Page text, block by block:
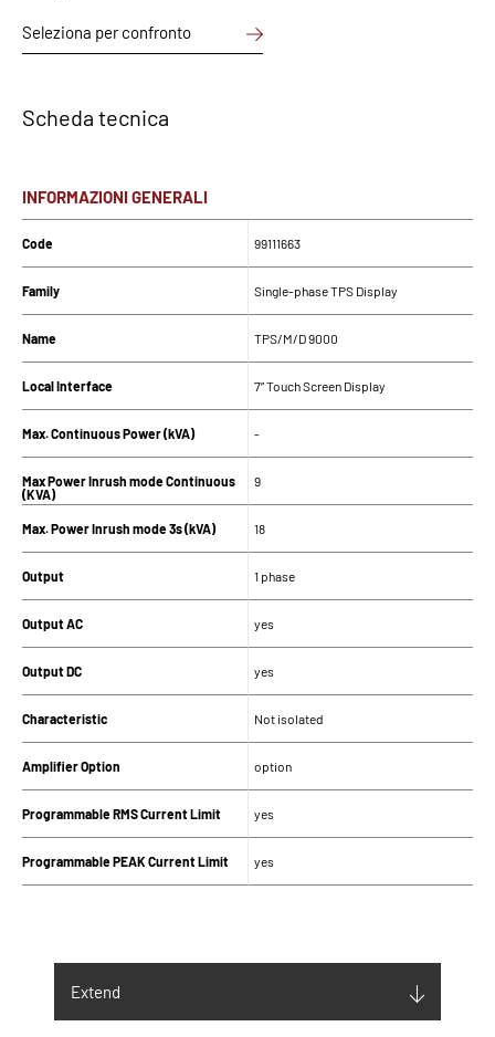
Seleziona per confronto
Scheda tecnica
INFORMAZIONI GENERALI
Code
Family
Name
Local Interface
Max. Continuous Power (kVA)
Max Power Inrush mode Continuous
(KVA)
Max. Power Inrush mode 3s (kVA)
Output
Output AC
Output DC
Characteristic
Amplifier Option
Programmable RMS Current Limit
Programmable PEAK Current Limit
Input supply (V)
99111663
Single-phase TPS Display
TPS/M/D 9000
7” Touch Screen Display
-
9
18
1 phase
yes
yes
Not isolated
option
yes
yes
Extend